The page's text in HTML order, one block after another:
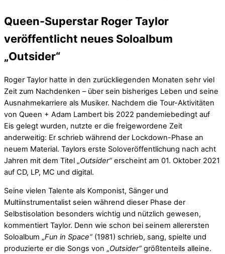
Queen-Superstar Roger Taylor
veröffentlicht neues Soloalbum
„Outsider“
Roger Taylor hatte in den zurückliegenden Monaten sehr viel
Zeit zum Nachdenken – über sein bisheriges Leben und seine
Ausnahmekarriere als Musiker. Nachdem die Tour-Aktivitäten
von Queen + Adam Lambert bis 2022 pandemiebedingt auf
Eis gelegt wurden, nutzte er die freigewordene Zeit
anderweitig: Er schrieb während der Lockdown-Phase an
neuem Material. Taylors erste Soloveröffentlichung nach acht
Jahren mit dem Titel „Outsider“erscheint am 01. Oktober 2021
auf CD, LP, MC und digital.
Seine vielen Talente als Komponist, Sänger und
Multiinstrumentalist seien während dieser Phase der
Selbstisolation besonders wichtig und nützlich gewesen,
kommentiert Taylor. Denn wie schon bei seinem allerersten
Soloalbum „Fun in Space“(1981) schrieb, sang, spielte und
produzierte er die Songs von „Outsider“größtenteils alleine.